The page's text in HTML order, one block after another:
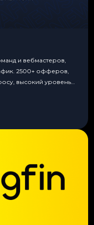
и вебмастеров,
2500+ офферов,
высокий уровень